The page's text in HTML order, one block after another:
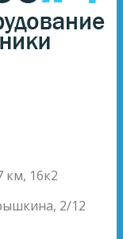
км, 16к2
2/12